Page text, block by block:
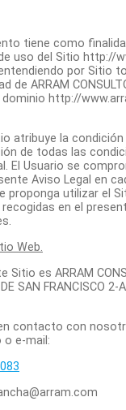
tiene como
uso del Sitio http://
por Sitio
de ARRAM
http://
atribuye la
de todas las
El Usuario se
Aviso Legal en
proponga utilizar el
en el
Web.
Sitio es ARRAM
SAN FRANCISCO 2-
contacto con
e-mail: